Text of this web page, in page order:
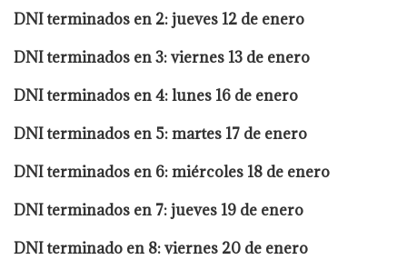
DNI terminados en 2: jueves 12 de enero
DNI terminados en 3: viernes 13 de enero
DNI terminados en 4: lunes 16 de enero
DNI terminados en 5: martes 17 de enero
DNI terminados en 6: miércoles 18 de enero
DNI terminados en 7: jueves 19 de enero
DNI terminado en 8: viernes 20 de enero